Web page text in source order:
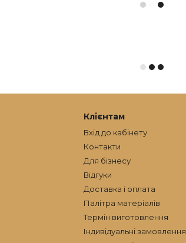
Клієнтам
Вхід до кабінету
Контакти
Для бізнесу
Відгуки
Доставка і оплата
Палітра матеріалів
Термін виготовлення
Індивідуальні замовлення